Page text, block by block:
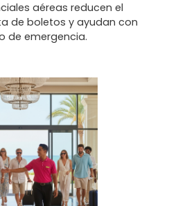
aéreas reducen el
de boletos y ayudan con
de emergencia.